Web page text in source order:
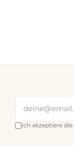
Ich akzeptiere die